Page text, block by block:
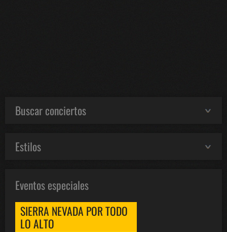
Buscar conciertos
Estilos
Eventos especiales
SIERRA NEVADA POR TODO
LO ALTO